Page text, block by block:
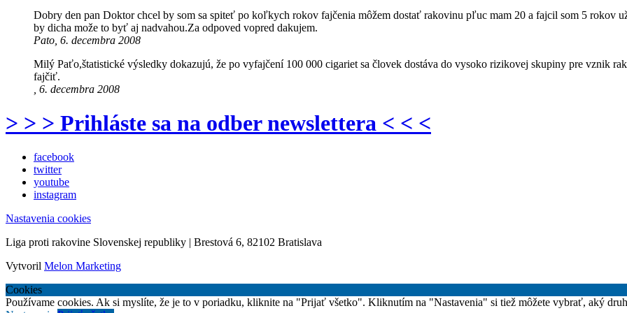
Dobry den pan Doktor chcel by som sa spiteť po koľkych rokov fajčenia môžem dostať rakovinu pľuc mam 20 a fajcil som 5 rokov
by dicha može to byť aj nadvahou.Za odpoved vopred dakujem.
Pato, 6. decembra 2008
Milý Paťo,štatistické výsledky dokazujú, že po vyfajčení 100 000 cigariet sa človek dostáva do vysoko rizikovej skupiny pre vznik
fajčiť.
, 6. decembra 2008
> > > Prihláste sa na odber newslettera < < <
facebook
twitter
youtube
instagram
Nastavenia cookies
Liga proti rakovine Slovenskej republiky | Brestová 6, 82102 Bratislava
Vytvoril Melon Marketing
Cookies
Používame cookies. Ak si myslíte, že je to v poriadku, kliknite na "Prijať všetko". Kliknutím na "Nastavenia" si tiež môžete vybrať, aký